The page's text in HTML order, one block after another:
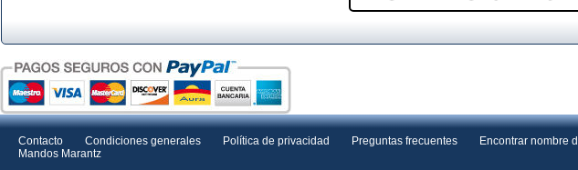
Contacto Condiciones generales Política de privacidad Preguntas frecuentes Encontrar nombre
Mandos Marantz